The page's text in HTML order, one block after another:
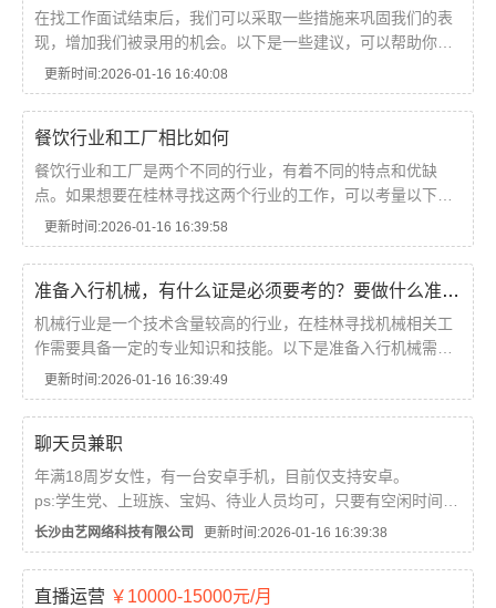
在找工作面试结束后，我们可以采取一些措施来巩固我们的表
现，增加我们被录用的机会。以下是一些建议，可以帮助你在
面试结束后做些什么。1.发送感谢信在面试结束后，你可以发
送一封感谢信给面试官。这封信可以表达你对...
更新时间:2026-01-16 16:40:08
餐饮行业和工厂相比如何
餐饮行业和工厂是两个不同的行业，有着不同的特点和优缺
点。如果想要在桂林寻找这两个行业的工作，可以考量以下餐
饮行业和工厂相比的一些方面：1.工作性质餐饮行业的工作性
质比较灵活，需要面对不同的客户和需求。工厂的工...
更新时间:2026-01-16 16:39:58
准备入行机械，有什么证是必须要考的？要做什么准备？
机械行业是一个技术含量较高的行业，在桂林寻找机械相关工
作需要具备一定的专业知识和技能。以下是准备入行机械需要
考取的证书和相关准备工作：·1.机械工程师职业资格证书机械
工程师职业资格证书是机械行业的基本证书，...
更新时间:2026-01-16 16:39:49
聊天员兼职
年满18周岁女性，有一台安卓手机，目前仅支持安卓。
ps:学生党、上班族、宝妈、待业人员均可，只要有空闲时间均
可做，全天24小时不限制，手机轻松搞定，有无经验者均可，
会提供培训。
官方正规绿色聊天平台，手机文字、语音、视频聊...
长沙由艺网络科技有限公司 更新时间:2026-01-16 16:39:38
直播运营 ￥10000-15000元/月